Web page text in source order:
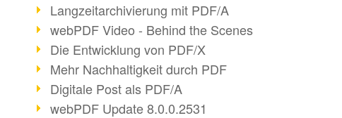
Langzeitarchivierung mit PDF/A
webPDF Video - Behind the Scenes
Die Entwicklung von PDF/X
Mehr Nachhaltigkeit durch PDF
Digitale Post als PDF/A
webPDF Update 8.0.0.2531